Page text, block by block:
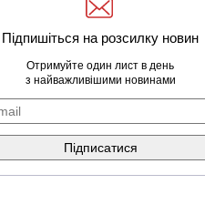
Підпишіться на розсилку новин
Отримуйте один лист в день
з найважливішими новинами